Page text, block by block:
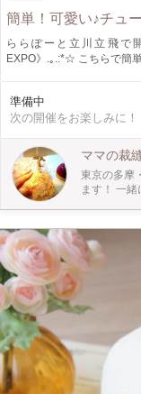
簡単！可愛い♪チュ
ららぽーと立川立飛で
EXPO》.｡.:*☆ こちらで簡
結ぶのが難しくても、色選びを楽しめます☆
な色でママ用に。お揃いで作っても素敵です♪
準備中
次の開催をお楽しみに！
ママの裁
東京の多摩
ます！ 一